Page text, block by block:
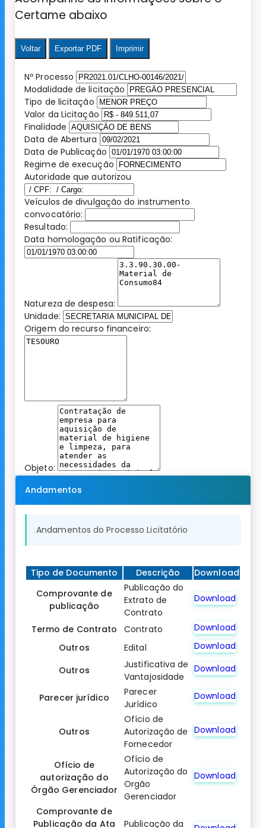
Certame abaixo
Voltar Exportar PDF Imprimir
Nº Processo
Modalidade de licitação
Tipo de licitação
Valor da Licitação
Finalidade
Data de Abertura
Data de Publicação
Regime de execução
Autoridade que autorizou
Veículos de divulgação do instrumento
convocatório:
Resultado:
Data homologação ou Ratificação:
Natureza de despesa:
Unidade:
Origem do recurso financeiro:
Objeto:
Andamentos
Andamentos do Processo Licitatório
Tipo de Documento Descrição
Download
Comprovante de
publicação
Publicação do
Extrato de
Contrato
Download
Termo de Contrato Contrato
Download
Outros
Edital Download
Outros
Justificativa de
Vantajosidade
Download
Parecer jurídico
Parecer
Jurídico
Download
Outros
Ofício de
Autorização de
Fornecedor
Download
Ofício de
autorização do
Órgão Gerenciador
Ofício de
Autorização do
Orgão
Gerenciador
Download
Comprovante de
Publicação da Ata
Publicação da